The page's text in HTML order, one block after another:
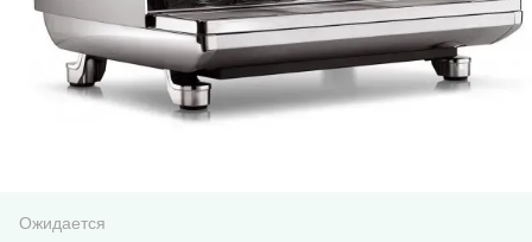
Ожидается